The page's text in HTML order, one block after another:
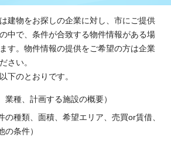
建物をお探しの企業に対し、市にご提供
中で、条件が合致する物件情報がある場
す。物件情報の提供をご希望の方は企業
さい。
下のとおりです。
業種、計画する施設の概要）
の種類、面積、希望エリア、売買or賃借、
の条件）